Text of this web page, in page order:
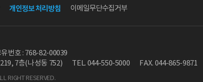
개인정보 처리방침 이메일무단수집거부
유번호 : 768-82-00039
7층(나성동 752)
TEL. 044-550-5000 FAX. 044-865-9871
RIGHT RESERVED.